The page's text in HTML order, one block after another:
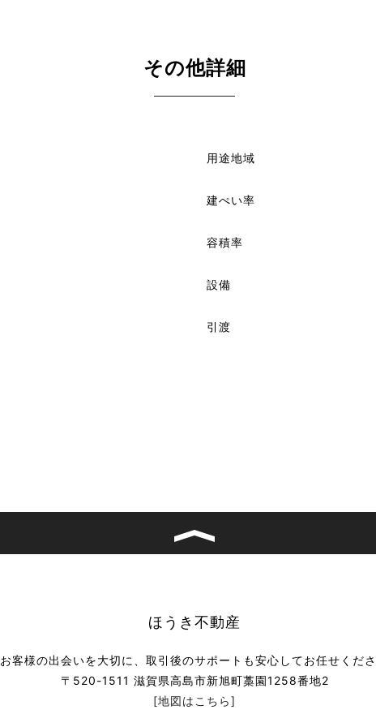
その他詳細
用途地域
建ぺい率
容積率
設備
引渡
ほうき不動産
お客様の出会いを大切に、取引後のサポートも安心してお任せくだ
〒520-1511 滋賀県高島市新旭町藁園1258番地2
[地図はこちら]